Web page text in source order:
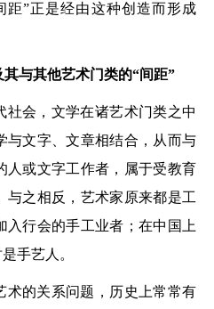
距”正是经由这种创造而形成
与其他艺术门类的“间距”
社会，文学在诸艺术门类之中
与文字、文章相结合，从而与
人或文字工作者，属于受教育
与之相反，艺术家原来都是工
入行会的手工业者；在中国上
手艺人。
术的关系问题，历史上常常有